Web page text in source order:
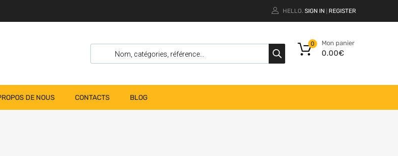
HELLO. SIGN IN REGISTER
Mon panier
0.00€
0
DE NOUS CONTACTS BLOG